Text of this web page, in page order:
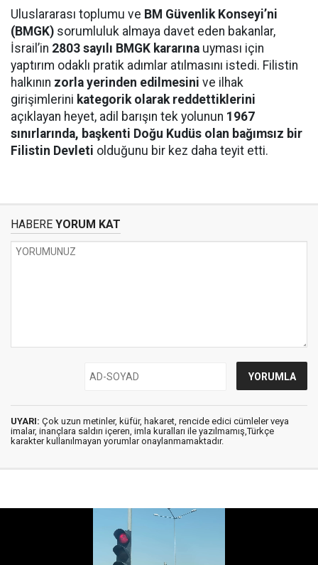
Uluslararası toplumu ve BM Güvenlik Konseyi’ni
(BMGK) sorumluluk almaya davet eden bakanlar,
İsrail’in 2803 sayılı BMGK kararına uyması için
yaptırım odaklı pratik adımlar atılmasını istedi. Filistin
halkının zorla yerinden edilmesini ve ilhak
girişimlerini kategorik olarak reddettiklerini
açıklayan heyet, adil barışın tek yolunun 1967
sınırlarında, başkenti Doğu Kudüs olan bağımsız bir
Filistin Devleti olduğunu bir kez daha teyit etti.
HABERE YORUM KAT
UYARI: Çok uzun metinler, küfür, hakaret, rencide edici cümleler veya
imalar, inançlara saldırı içeren, imla kuralları ile yazılmamış,Türkçe
karakter kullanılmayan yorumlar onaylanmamaktadır.